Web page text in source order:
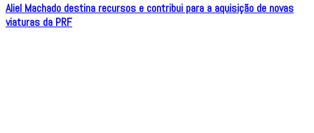
Aliel Machado destina recursos e contribui para a aquisição de novas
viaturas da PRF